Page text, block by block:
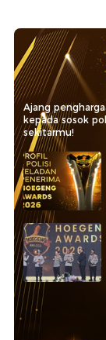
Ajang
kepada sosok
sekitarmu!